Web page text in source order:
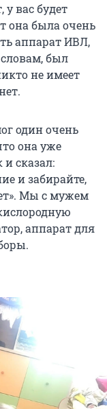
у вас будет
она была очень
аппарат ИВЛ,
был
не имеет
один очень
она уже
сказал:
и забирайте,
Мы с мужем
аппарат для